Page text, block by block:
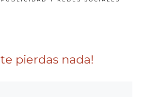
te pierdas nada!